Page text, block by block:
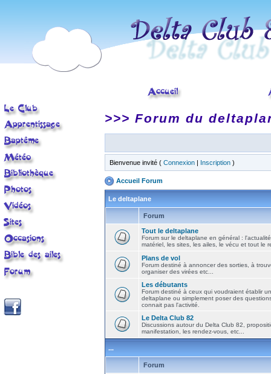
>>> Forum du
Bienvenue invité ( Connexion | Inscription )
Accueil Forum
Le deltaplane
Forum
Tout le deltaplane
Forum sur le deltaplane en général :
matériel, les sites, les ailes, le vécu et tout le
Plans de vol
Forum destiné à annoncer des sorties, à
organiser des virées etc...
Les débutants
Forum destiné à ceux qui voudraient établir
deltaplane ou simplement poser des
connait pas l'activité.
Le Delta Club 82
Discussions autour du Delta Club 82,
manifestation, les rendez-vous, etc...
...
Forum